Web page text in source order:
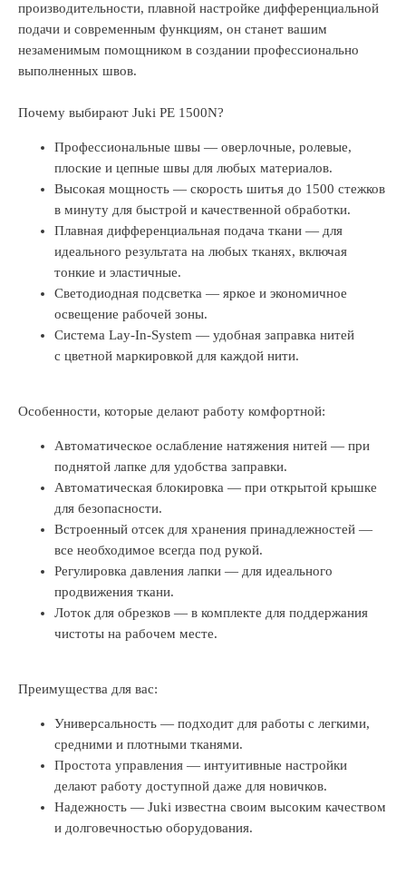
производительности, плавной настройке дифференциальной
подачи и современным функциям, он станет вашим
незаменимым помощником в создании профессионально
выполненных швов.
Почему выбирают Juki PE 1500N?
Профессиональные швы — оверлочные, ролевые,
плоские и цепные швы для любых материалов.
Высокая мощность — скорость шитья до 1500 стежков
в минуту для быстрой и качественной обработки.
Плавная дифференциальная подача ткани — для
идеального результата на любых тканях, включая
тонкие и эластичные.
Светодиодная подсветка — яркое и экономичное
освещение рабочей зоны.
Система Lay-In-System — удобная заправка нитей
с цветной маркировкой для каждой нити.
Особенности, которые делают работу комфортной:
Автоматическое ослабление натяжения нитей — при
поднятой лапке для удобства заправки.
Автоматическая блокировка — при открытой крышке
для безопасности.
Встроенный отсек для хранения принадлежностей —
все необходимое всегда под рукой.
Регулировка давления лапки — для идеального
продвижения ткани.
Лоток для обрезков — в комплекте для поддержания
чистоты на рабочем месте.
Преимущества для вас:
Универсальность — подходит для работы с легкими,
средними и плотными тканями.
Простота управления — интуитивные настройки
делают работу доступной даже для новичков.
Надежность — Juki известна своим высоким качеством
и долговечностью оборудования.